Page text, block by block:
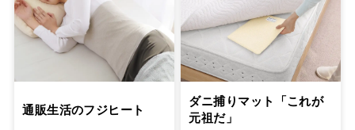
通販生活のフジヒート
ダニ捕りマット「これが
元祖だ」